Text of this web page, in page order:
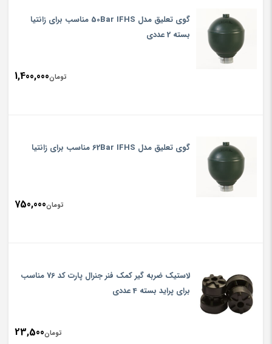
گوی تعلیق مدل 50Bar IFHS مناسب برای زانتیا
بسته 2 عددی
تومان1,400,000
گوی تعلیق مدل 62Bar IFHS مناسب برای زانتیا
تومان750,000
لاستیک ضربه گیر کمک فنر جنرال پارت کد 76 مناسب
برای پراید بسته 4 عددی
تومان23,500